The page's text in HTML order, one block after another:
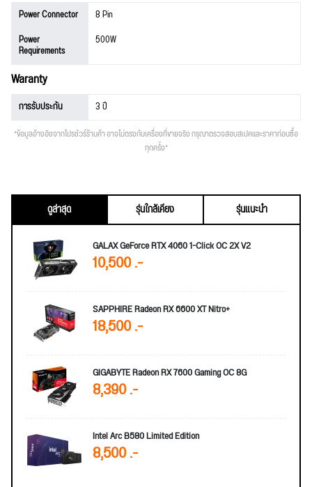
Power Connector
8 Pin
Power
Requirements
500W
Waranty
การรับประกัน 3 ปี
*ข้อมูลอ้างอิงจากโปรชัวร์ร้านค้า อาจไม่ตรงกับเครื่องที่ขายจริง กรุณาตรวจสอบสเปคและราคาก่อนซื้อ
ทุกครั้ง*
ดูล่าสุด รุ่นใกล้เคียง
รุ่นแนะนำ
GALAX GeForce RTX 4060 1-Click OC 2X V2
10,500 .-
SAPPHIRE Radeon RX 6600 XT Nitro+
18,500 .-
GIGABYTE Radeon RX 7600 Gaming OC 8G
8,390 .-
Intel Arc B580 Limited Edition
8,500 .-